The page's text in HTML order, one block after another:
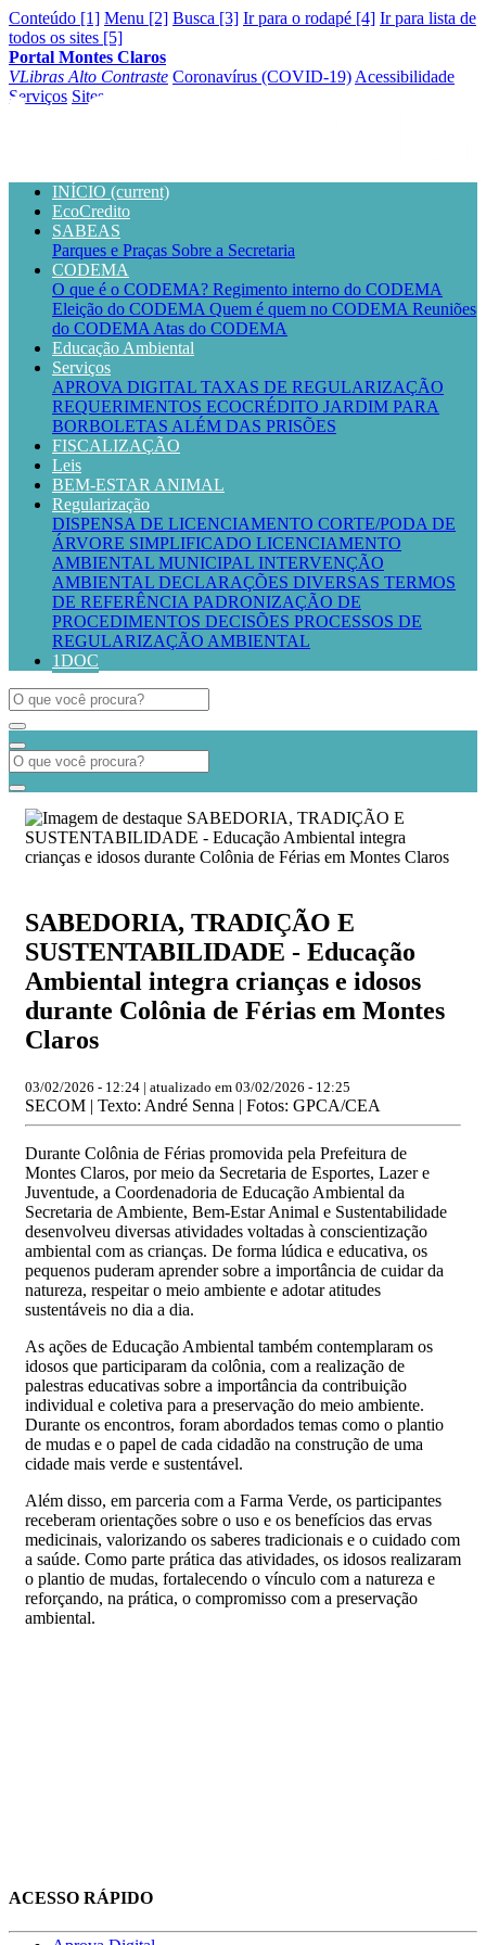
Conteúdo [1] Menu [2] Busca [3] Ir para o rodapé [4] Ir para lista de
todos os sites [5]
Portal Montes Claros
VLibras Alto Contraste Coronavírus (COVID-19) Acessibilidade
Serviços Sites
INÍCIO (current)
EcoCredito
SABEAS
Parques e Praças Sobre a Secretaria
CODEMA
O que é o CODEMA? Regimento interno do CODEMA
Eleição do CODEMA Quem é quem no CODEMA Reuniões
do CODEMA Atas do CODEMA
Educação Ambiental
Serviços
APROVA DIGITAL TAXAS DE REGULARIZAÇÃO
REQUERIMENTOS ECOCRÉDITO JARDIM PARA
BORBOLETAS ALÉM DAS PRISÕES
FISCALIZAÇÃO
Leis
BEM-ESTAR ANIMAL
Regularização
DISPENSA DE LICENCIAMENTO CORTE/PODA DE
ÁRVORE SIMPLIFICADO LICENCIAMENTO
AMBIENTAL MUNICIPAL INTERVENÇÃO
AMBIENTAL DECLARAÇÕES DIVERSAS TERMOS
DE REFERÊNCIA PADRONIZAÇÃO DE
PROCEDIMENTOS DECISÕES PROCESSOS DE
REGULARIZAÇÃO AMBIENTAL
1DOC
SABEDORIA, TRADIÇÃO E
SUSTENTABILIDADE - Educação
Ambiental integra crianças e idosos
durante Colônia de Férias em Montes
Claros
03/02/2026 - 12:24 | atualizado em 03/02/2026 - 12:25
SECOM | Texto: André Senna | Fotos: GPCA/CEA
Durante Colônia de Férias promovida pela Prefeitura de
Montes Claros, por meio da Secretaria de Esportes, Lazer e
Juventude, a Coordenadoria de Educação Ambiental da
Secretaria de Ambiente, Bem-Estar Animal e Sustentabilidade
desenvolveu diversas atividades voltadas à conscientização
ambiental com as crianças. De forma lúdica e educativa, os
pequenos puderam aprender sobre a importância de cuidar da
natureza, respeitar o meio ambiente e adotar atitudes
sustentáveis no dia a dia.
As ações de Educação Ambiental também contemplaram os
idosos que participaram da colônia, com a realização de
palestras educativas sobre a importância da contribuição
individual e coletiva para a preservação do meio ambiente.
Durante os encontros, foram abordados temas como o plantio
de mudas e o papel de cada cidadão na construção de uma
cidade mais verde e sustentável.
Além disso, em parceria com a Farma Verde, os participantes
receberam orientações sobre o uso e os benefícios das ervas
medicinais, valorizando os saberes tradicionais e o cuidado com
a saúde. Como parte prática das atividades, os idosos realizaram
o plantio de mudas, fortalecendo o vínculo com a natureza e
reforçando, na prática, o compromisso com a preservação
ambiental.
ACESSO RÁPIDO